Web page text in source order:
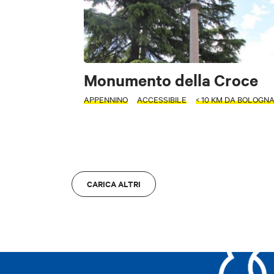
Monumento della Croce
APPENNINO ACCESSIBILE < 10 KM DA BOLOGNA
CARICA ALTRI
Arte e Cultura
FILTRI
Accessibile
INTERESSI